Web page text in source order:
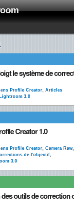
Profile Creator, Articles
Lightroom 3.0
Creator 1.0
Profile Creator, Camera Raw,
de l'objectif,
3.0